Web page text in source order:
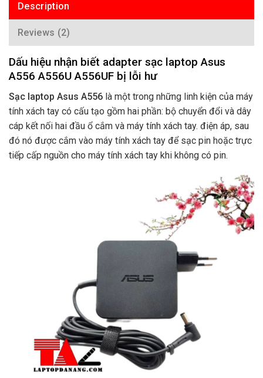
Description
Reviews (2)
Dấu hiệu nhận biết adapter sạc laptop Asus
A556 A556U A556UF bị lỗi hư
Sạc laptop Asus A556 là một trong những linh kiện của máy
tính xách tay có cấu tạo gồm hai phần: bộ chuyển đổi và dây
cáp kết nối hai đầu ổ cắm và máy tính xách tay. điện áp, sau
đó nó được cắm vào máy tính xách tay để sạc pin hoặc trực
tiếp cấp nguồn cho máy tính xách tay khi không có pin.